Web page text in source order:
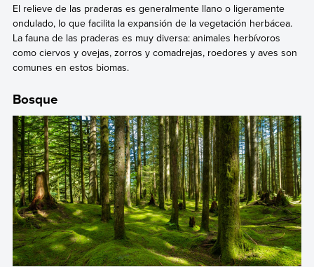
El relieve de las praderas es generalmente llano o ligeramente
ondulado, lo que facilita la expansión de la vegetación herbácea.
La fauna de las praderas es muy diversa: animales herbívoros
como ciervos y ovejas, zorros y comadrejas, roedores y aves son
comunes en estos biomas.
Bosque